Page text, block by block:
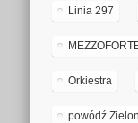
Linia 297
Orkiestra
powódź